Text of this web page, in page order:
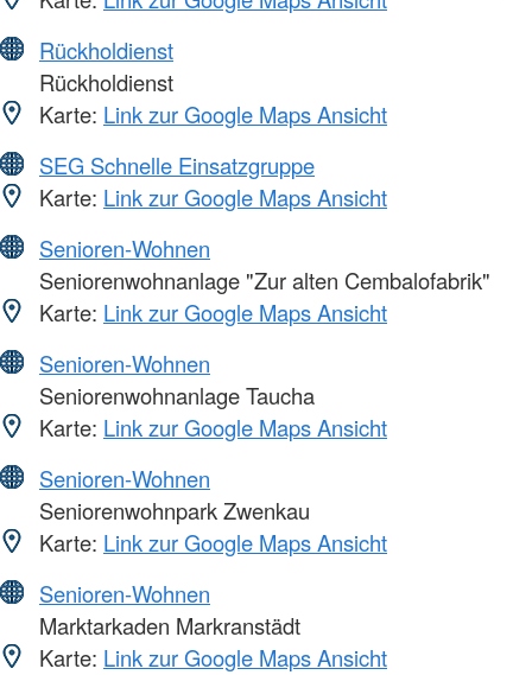
Rückholdienst
Rückholdienst
Karte: Link zur Google Maps Ansicht
SEG Schnelle Einsatzgruppe
Karte: Link zur Google Maps Ansicht
Senioren-Wohnen
Seniorenwohnanlage "Zur alten Cembalofabrik"
Karte: Link zur Google Maps Ansicht
Senioren-Wohnen
Seniorenwohnanlage Taucha
Karte: Link zur Google Maps Ansicht
Senioren-Wohnen
Seniorenwohnpark Zwenkau
Karte: Link zur Google Maps Ansicht
Senioren-Wohnen
Marktarkaden Markranstädt
Karte: Link zur Google Maps Ansicht